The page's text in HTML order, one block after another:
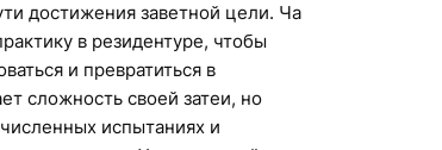
достижения заветной цели. Ча
в резидентуре, чтобы
и превратиться в
сложность своей затеи, но
испытаниях и